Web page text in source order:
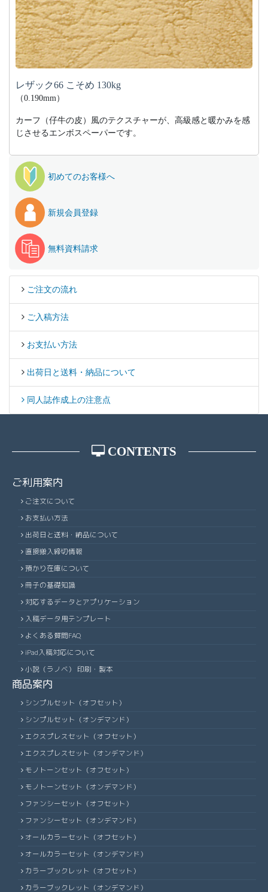
レザック66 こそめ 130kg
（0.190mm）
カーフ（仔牛の皮）風のテクスチャーが、高級感と暖かみを感
じさせるエンボスペーパーです。
初めてのお客様へ
新規会員登録
無料資料請求
ご注文の流れ
ご入稿方法
お支払い方法
出荷日と送料・納品について
同人誌作成上の注意点
CONTENTS
ご利用案内
ご注文について
お支払い方法
出荷日と送料・納品について
直接搬入締切情報
預かり在庫について
冊子の基礎知識
対応するデータとアプリケーション
入稿データ用テンプレート
よくある質問FAQ
iPad入稿対応について
小説（ラノベ） 印刷・製本
商品案内
シンプルセット（オフセット）
シンプルセット（オンデマンド）
エクスプレスセット（オフセット）
エクスプレスセット（オンデマンド）
モノトーンセット（オフセット）
モノトーンセット（オンデマンド）
ファンシーセット（オフセット）
ファンシーセット（オンデマンド）
オールカラーセット（オフセット）
オールカラーセット（オンデマンド）
カラーブックレット（オフセット）
カラーブックレット（オンデマンド）